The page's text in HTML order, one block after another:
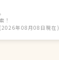
！
年08月08日現在)